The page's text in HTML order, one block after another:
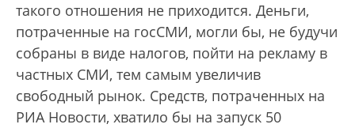
такого отношения не приходится. Деньги,
потраченные на госСМИ, могли бы, не будучи
собраны в виде налогов, пойти на рекламу в
частных СМИ, тем самым увеличив
свободный рынок. Средств, потраченных на
РИА Новости, хватило бы на запуск 50